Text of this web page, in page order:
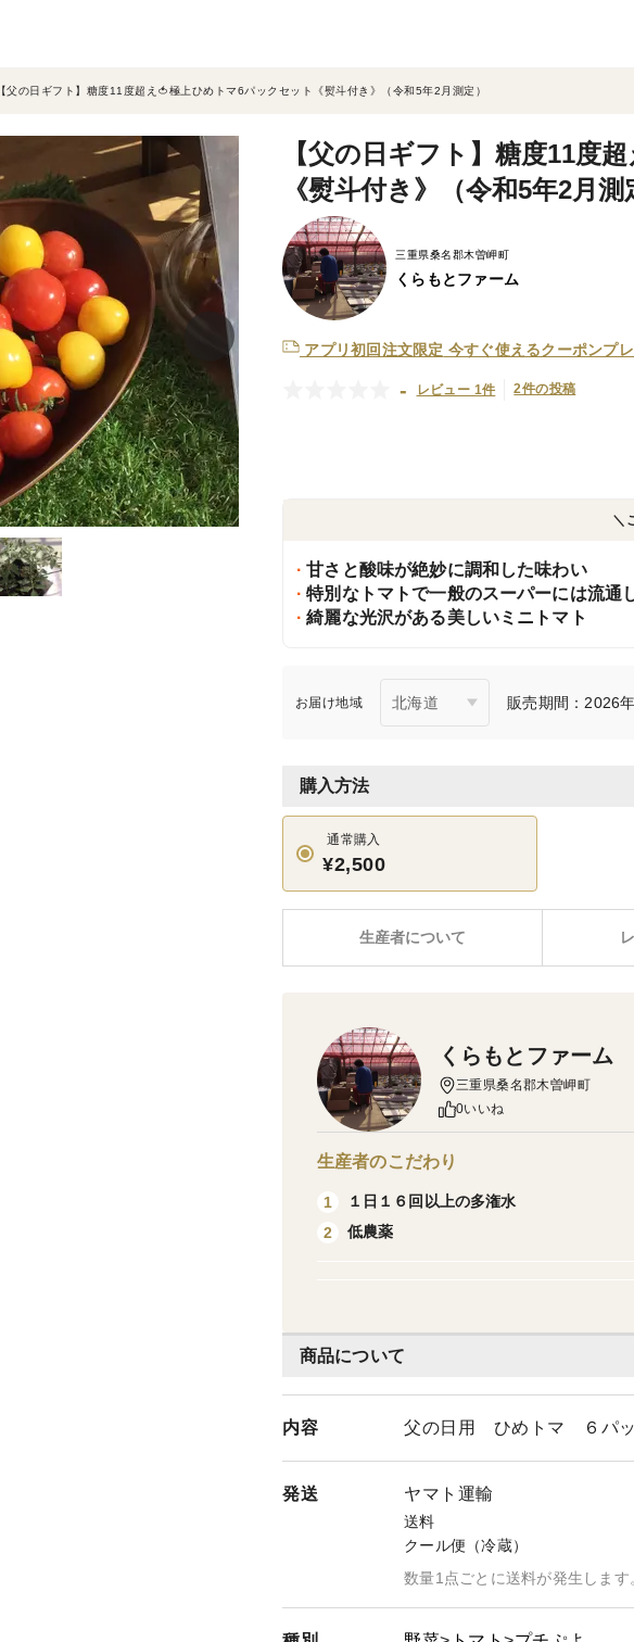
【父の日ギフト】糖度11度超え🍅極上ひめトマ6パックセット《熨斗付き》（令和5年2月測定）
【父の日ギフト】糖度11度
《熨斗付き》（令和5年2月測
三重県桑名郡木曽岬町
くらもとファーム
アプリ初回注文限定 今すぐ使えるクーポンプ
- レビュー 1件 2件の投稿
＼
甘さと酸味が絶妙に調和した味わい
特別なトマトで一般のスーパーには流通
綺麗な光沢がある美しいミニトマト
お届け地域 販売期間：2026
購入方法
通常購入
¥2,500
生産者について
商品について
内容 父の日用 ひめトマ ６パ
発送 ヤマト運輸
送料
クール便（冷蔵）
数量1点ごとに送料が発生します
くらもとファーム
三重県桑名郡木曽岬町
0いいね
生産者のこだわり
1
１日１６回以上の多潅水
2
低農薬